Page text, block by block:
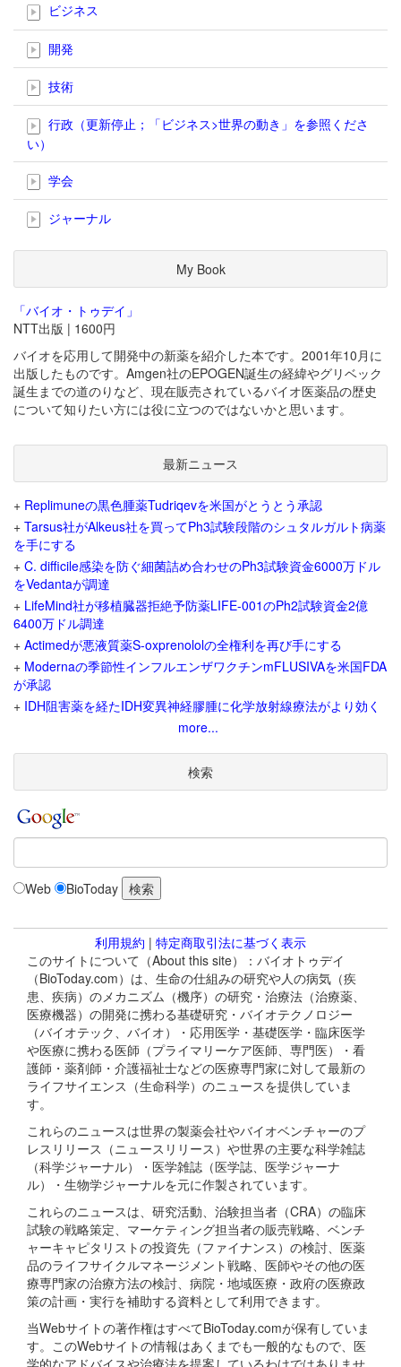
ビジネス
開発
技術
行政（更新停止；「ビジネス>世界の動き」を参照くださ
い）
学会
ジャーナル
My Book
「バイオ・トゥデイ」
NTT出版 | 1600円
バイオを応用して開発中の新薬を紹介した本です。2001年10月に
出版したものです。Amgen社のEPOGEN誕生の経緯やグリベック
誕生までの道のりなど、現在販売されているバイオ医薬品の歴史
について知りたい方には役に立つのではないかと思います。
最新ニュース
+ Replimuneの黒色腫薬Tudriqevを米国がとうとう承認
+ Tarsus社がAlkeus社を買ってPh3試験段階のシュタルガルト病薬
を手にする
+ C. difficile感染を防ぐ細菌詰め合わせのPh3試験資金6000万ドル
をVedantaが調達
+ LifeMind社が移植臓器拒絶予防薬LIFE-001のPh2試験資金2億
6400万ドル調達
+ Actimedが悪液質薬S-oxprenololの全権利を再び手にする
+ Modernaの季節性インフルエンザワクチンmFLUSIVAを米国FDA
が承認
+ IDH阻害薬を経たIDH変異神経膠腫に化学放射線療法がより効く
more...
検索
Web BioToday
利用規約 | 特定商取引法に基づく表示
このサイトについて（About this site）：バイオトゥデイ
（BioToday.com）は、生命の仕組みの研究や人の病気（疾
患、疾病）のメカニズム（機序）の研究・治療法（治療薬、
医療機器）の開発に携わる基礎研究・バイオテクノロジー
（バイオテック、バイオ）・応用医学・基礎医学・臨床医学
や医療に携わる医師（プライマリーケア医師、専門医）・看
護師・薬剤師・介護福祉士などの医療専門家に対して最新の
ライフサイエンス（生命科学）のニュースを提供していま
す。
これらのニュースは世界の製薬会社やバイオベンチャーのプ
レスリリース（ニュースリリース）や世界の主要な科学雑誌
（科学ジャーナル）・医学雑誌（医学誌、医学ジャーナ
ル）・生物学ジャーナルを元に作製されています。
これらのニュースは、研究活動、治験担当者（CRA）の臨床
試験の戦略策定、マーケティング担当者の販売戦略、ベンチ
ャーキャピタリストの投資先（ファイナンス）の検討、医薬
品のライフサイクルマネージメント戦略、医師やその他の医
療専門家の治療方法の検討、病院・地域医療・政府の医療政
策の計画・実行を補助する資料として利用できます。
当Webサイトの著作権はすべてBioToday.comが保有していま
す。このWebサイトの情報はあくまでも一般的なもので、医